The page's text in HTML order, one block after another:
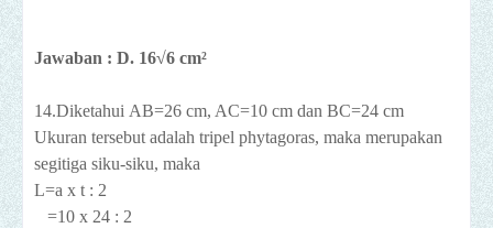
Jawaban : D. 16√6 cm²
14.Diketahui AB=26 cm, AC=10 cm dan BC=24 cm
Ukuran tersebut adalah tripel phytagoras, maka merupakan
segitiga siku-siku, maka
L=a x t : 2
=10 x 24 : 2